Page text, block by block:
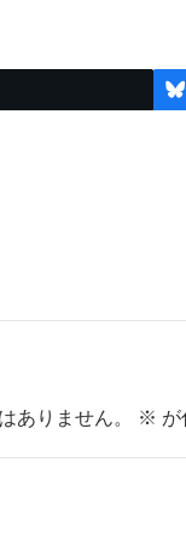
ありません。 ※ が